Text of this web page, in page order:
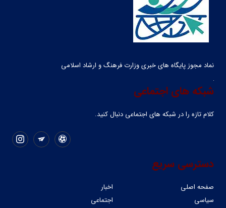
نماد مجوز پایگاه های خبری وزارت فرهنگ و ارشاد اسلامی
شبکه های اجتماعی
کلام تازه را در شبکه ‌های اجتماعی دنبال کنید.
دسترسی سریع
صفحه اصلی
اخبار
سیاسی
اجتماعی